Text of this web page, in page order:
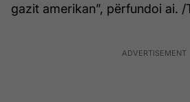
gazit amerikan”, përfundoi ai. /